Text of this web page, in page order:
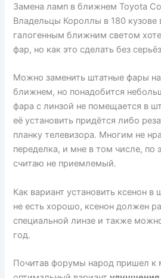
Замена ламп в ближнем Toyota
Владельцы Короллы в 180 кузове
галогенным ближним светом
фар, но как это сделать без
Можно заменить штатные фары
ближнем, но понадобится
фара с линзой не помещается в
её установить придётся либо
планку телевизора. Многим не
переделка, и мне в том числе, по
считаю не приемлемый.
Как вариант установить ксенон
не есть хорошо, ксенон должен
специальной линзе и также
год.
Почитав форумы народ пришел к